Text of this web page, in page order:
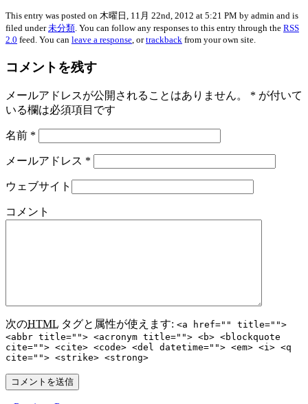
This entry was posted on 木曜日, 11月 22nd, 2012 at 5:21 PM by admin and is
filed under未分類 . You can follow any responses to this entry through the RSS
2.0 feed. You can leave a response , ortrackback from your own site.
コメントを残す
メールアドレスが公開されることはありません。 * が付いて
いる欄は必須項目です
名前 *
メールアドレス *
ウェブサイト
コメント
次のHTML タグと属性が使えます: <a href="" title="">
<abbr title=""> <acronym title=""> <b> <blockquote
cite=""> <cite> <code> <del datetime=""> <em> <i> <q
cite=""> <strike> <strong>